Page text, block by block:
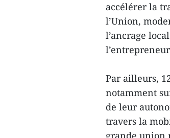
accélérer la
l’Union,
l’ancrage
Par ailleurs,
notamment
de leur
travers la